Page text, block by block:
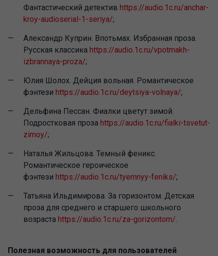
Фантастический детектив https://audio.1c.ru/anchar-
kroy-audioserial-1-seriya/;
Александр Куприн. Впотьмах. Избранная проза.
Русская классика https://audio.1c.ru/vpotmakh-
izbrannaya-proza/;
Юлия Шолох. Дейция вольная. Романтическое
фэнтези https://audio.1c.ru/deytsiya-volnaya/;
Дельфина Пессан. Фиалки цветут зимой.
Подростковая проза https://audio.1c.ru/fialki-tsvetut-
zimoy/;
Наталья Жильцова. Темный феникс.
Романтическое героическое
фэнтези https://audio.1c.ru/tyemnyy-feniks/;
Татьяна Ильдимирова. За горизонтом. Детская
проза для среднего и старшего школьного
возраста https://audio.1c.ru/za-gorizontom/.
Полезная возможность для пользователей